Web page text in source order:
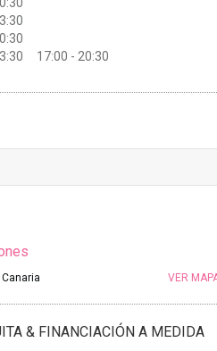
17:00 - 20:30
VER
& FINANCIACIÓN A MEDIDA